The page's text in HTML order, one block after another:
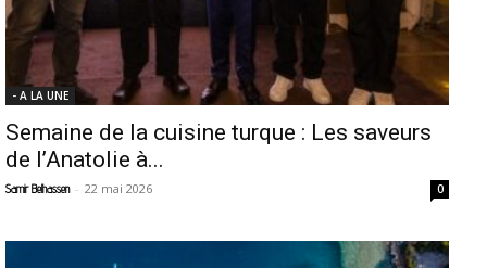
- A LA UNE
Semaine de la cuisine turque : Les saveurs
de l’Anatolie à...
Samir Belhassen - 22 mai 2026 0